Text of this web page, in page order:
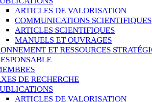
ARTICLES DE VALORISATION
COMMUNICATIONS SCIENTIFIQUES
ARTICLES SCIENTIFIQUES
MANUELS ET OUVRAGES
ET RESSOURCES
DE RECHERCHE
ARTICLES DE VALORISATION